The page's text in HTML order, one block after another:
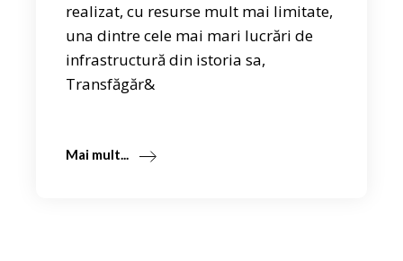
realizat, cu resurse mult mai limitate,
una dintre cele mai mari lucrări de
infrastructură din istoria sa,
Transfăgăr&
Mai mult...